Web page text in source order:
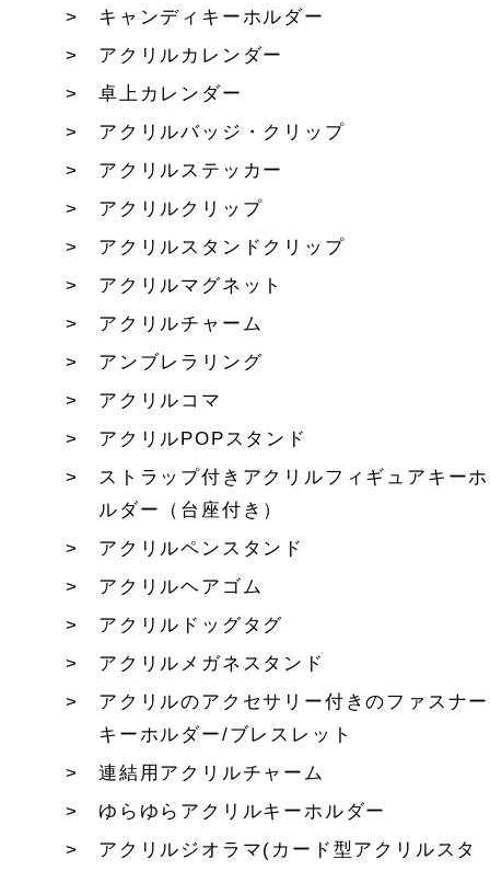
キャンディキーホルダー
アクリルカレンダー
卓上カレンダー
アクリルバッジ・クリップ
アクリルステッカー
アクリルクリップ
アクリルスタンドクリップ
アクリルマグネット
アクリルチャーム
アンブレラリング
アクリルコマ
アクリルPOPスタンド
ストラップ付きアクリルフィギュアキーホ
ルダー（台座付き）
アクリルペンスタンド
アクリルヘアゴム
アクリルドッグタグ
アクリルメガネスタンド
アクリルのアクセサリー付きのファスナー
キーホルダー/ブレスレット
連結用アクリルチャーム
ゆらゆらアクリルキーホルダー
アクリルジオラマ(カード型アクリルスタ